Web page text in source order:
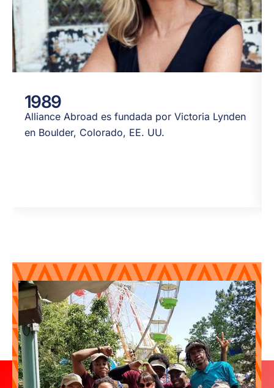
1989
Alliance Abroad es fundada por Victoria Lynden
en Boulder, Colorado, EE. UU.